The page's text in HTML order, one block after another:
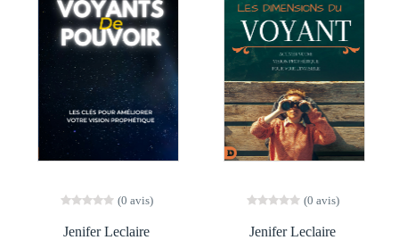
(0 avis)
Jenifer Leclaire
(0 avis)
Jenifer Leclaire